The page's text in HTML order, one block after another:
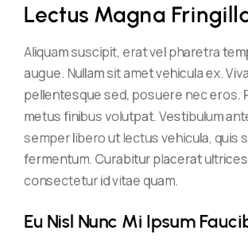
Lectus Magna
Aliquam suscipit, erat vel pharetra
augue. Nullam sit amet vehicula ex.
pellentesque sed, posuere nec eros.
metus finibus volutpat. Vestibulum
semper libero ut lectus vehicula, quis
fermentum. Curabitur placerat
consectetur id vitae quam.
Eu Nisl Nunc Mi Ipsum